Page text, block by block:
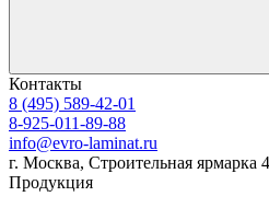
Контакты
8 (495) 589-42-01
8-925-011-89-88
info@evro-laminat.ru
г. Москва, Строительная
Продукция